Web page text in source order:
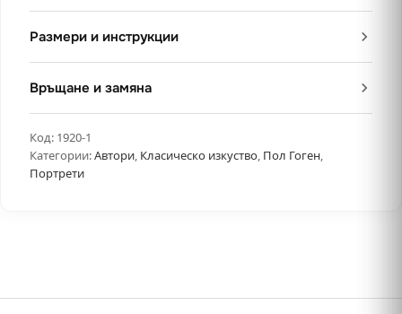
Размери и инструкции
Връщане и замяна
Код: 1920-1
Категории:Автори, Класическо изкуство, Пол Гоген,
Портрети